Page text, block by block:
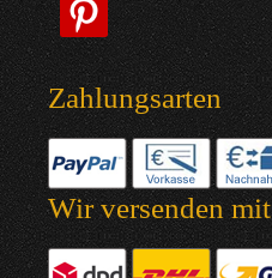
Zahlungsarten
Wir versenden mit